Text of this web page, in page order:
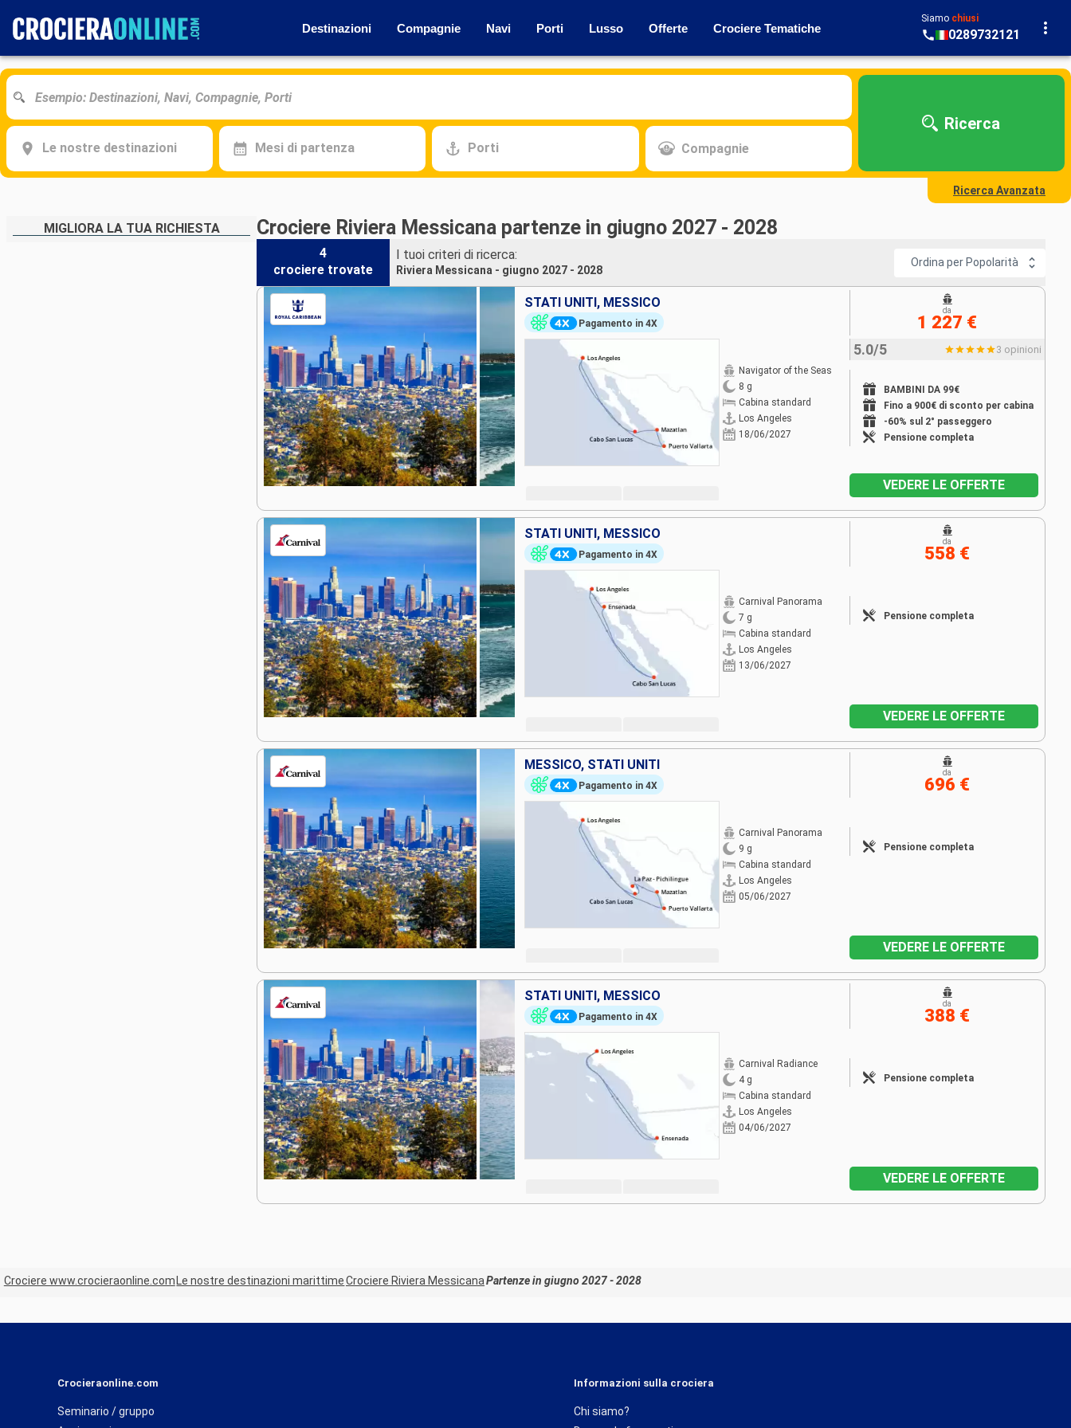
Destinazioni Compagnie Navi Porti Lusso Offerte Crociere Tematiche
Siamo chiusi
0289732121
Le nostre destinazioni Mesi di partenza Porti Compagnie
Ricerca
Ricerca Avanzata
MIGLIORA LA TUA RICHIESTA Crociere Riviera Messicana partenze in giugno 2027 - 2028
4
crociere trovate
I tuoi criteri di ricerca:
Riviera Messicana - giugno 2027 - 2028
Ordina per Popolarità
STATI UNITI, MESSICO
Pagamento in 4X
Navigator of the Seas
8 g
Cabina standard
Los Angeles
18/06/2027
5.0/5 3 opinioni
BAMBINI DA 99€
Fino a 900€ di sconto per cabina
-60% sul 2° passeggero
Pensione completa
da
1 227 €
VEDERE LE OFFERTE
STATI UNITI, MESSICO
Pagamento in 4X
Carnival Panorama
7 g
Cabina standard
Los Angeles
13/06/2027
Pensione completa
da
558 €
VEDERE LE OFFERTE
MESSICO, STATI UNITI
Pagamento in 4X
Carnival Panorama
9 g
Cabina standard
Los Angeles
05/06/2027
Pensione completa
da
696 €
VEDERE LE OFFERTE
STATI UNITI, MESSICO
Pagamento in 4X
Carnival Radiance
4 g
Cabina standard
Los Angeles
04/06/2027
Pensione completa
da
388 €
VEDERE LE OFFERTE
Crociere www.crocieraonline.com Le nostre destinazioni marittimeCrociere Riviera MessicanaPartenze in giugno 2027 - 2028
Crocieraonline.com
Seminario / gruppo
Informazioni sulla crociera
Chi siamo?